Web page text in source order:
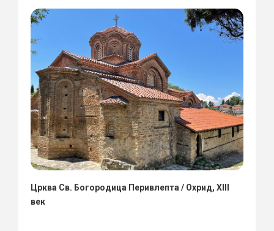
Црква Св. Богородица Перивлепта / Охрид, XIII
век